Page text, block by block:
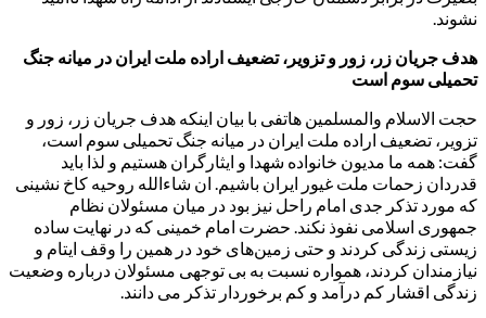
نشوند.
هدف جریان زر، زور و تزویر، تضعیف اراده ملت ایران در میانه جنگ
تحمیلی سوم است
حجت الاسلام والمسلمین هاتفی با بیان اینکه هدف جریان زر، زور و
تزویر، تضعیف اراده ملت ایران در میانه جنگ تحمیلی سوم است،
گفت: همه ما مدیون خانواده شهدا و ایثارگران هستیم و لذا باید
قدردان زحمات ملت غیور ایران باشیم. ان شاءالله روحیه کاخ نشینی
که مورد تذکر جدی امام راحل نیز بود در میان مسئولان نظام
جمهوری اسلامی نفوذ نکند. حضرت امام خمینی که در نهایت ساده
زیستی زندگی کردند و حتی زمین‌های خود در همین را وقف ایتام و
نیازمندان کردند، همواره نسبت به بی توجهی مسئولان درباره وضعیت
زندگی اقشار کم درآمد و کم برخوردار تذکر می دانند.